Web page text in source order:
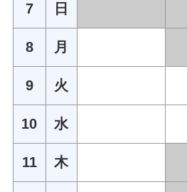
7 日
8 月
9 火
10 水
11 木